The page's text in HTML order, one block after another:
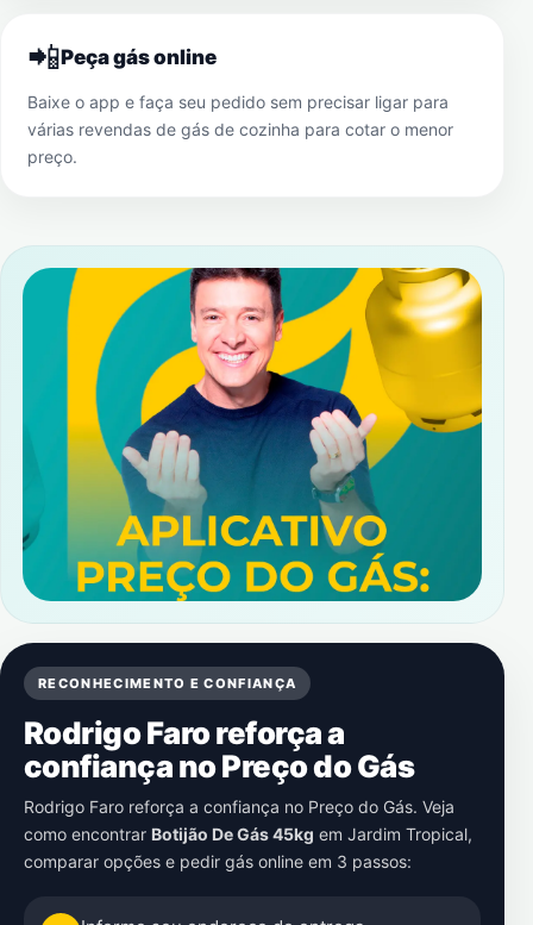
📲Peça gás online
Baixe o app e faça seu pedido sem precisar ligar para
várias revendas de gás de cozinha para cotar o menor
preço.
RECONHECIMENTO E CONFIANÇA
Rodrigo Faro reforça a
confiança no Preço do Gás
Rodrigo Faro reforça a confiança no Preço do Gás. Veja
como encontrar Botijão De Gás 45kg em Jardim Tropical,
comparar opções e pedir gás online em 3 passos: